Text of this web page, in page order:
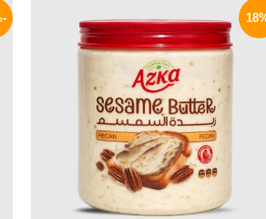
هو:
225 EGP.
هو:
184 EGP.
-23%